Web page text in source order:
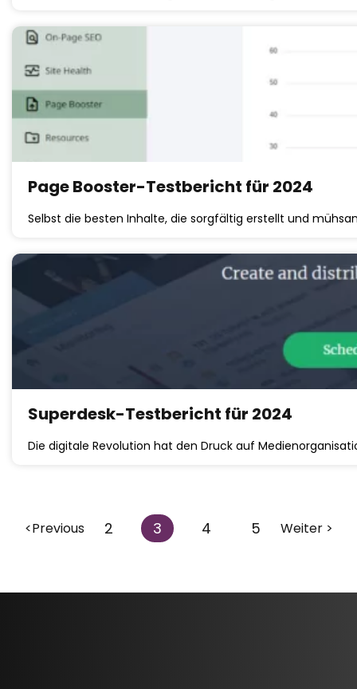
Page Booster-Testbericht für 2024
Selbst die besten Inhalte, die sorgfältig erstellt und
Superdesk-Testbericht für 2024
Die digitale Revolution hat den Druck auf
<Previous 2 3 4 5 Weiter >